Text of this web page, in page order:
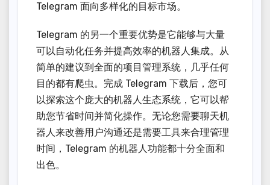
Telegram 面向多样化的目标市场。
Telegram 的另一个重要优势是它能够与大量
可以自动化任务并提高效率的机器人集成。从
简单的建议到全面的项目管理系统，几乎任何
目的都有爬虫。完成 Telegram 下载后，您可
以探索这个庞大的机器人生态系统，它可以帮
助您节省时间并简化操作。无论您需要聊天机
器人来改善用户沟通还是需要工具来合理管理
时间，Telegram 的机器人功能都十分全面和
出色。